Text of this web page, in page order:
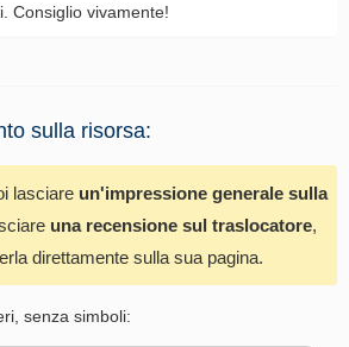
Consiglio vivamente!
sulla risorsa:
lasciare un'impressione generale sulla
una recensione sul traslocatore,
direttamente sulla sua pagina.
senza simboli: